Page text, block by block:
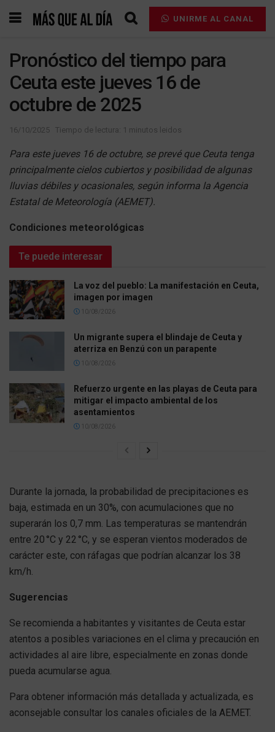
UNIRME AL CANAL
Pronóstico del tiempo para
Ceuta este jueves 16 de
octubre de 2025
16/10/2025 Tiempo de lectura: 1 minutos leidos
Para este jueves 16 de octubre, se prevé que Ceuta tenga
principalmente cielos cubiertos y posibilidad de algunas
lluvias débiles y ocasionales, según informa la Agencia
Estatal de Meteorología (AEMET).
Condiciones meteorológicas
Te puede interesar
La voz del pueblo: La manifestación en Ceuta,
imagen por imagen
10/08/2026
Un migrante supera el blindaje de Ceuta y
aterriza en Benzú con un parapente
10/08/2026
Refuerzo urgente en las playas de Ceuta para
mitigar el impacto ambiental de los
asentamientos
10/08/2026
Durante la jornada, la probabilidad de precipitaciones es
baja, estimada en un 30%, con acumulaciones que no
superarán los 0,7 mm. Las temperaturas se mantendrán
entre 20 °C y 22 °C, y se esperan vientos moderados de
carácter este, con ráfagas que podrían alcanzar los 38
km/h.
Sugerencias
Se recomienda a habitantes y visitantes de Ceuta estar
atentos a posibles variaciones en el clima y precaución en
actividades al aire libre, especialmente en zonas donde
pueda acumularse agua.
Para obtener información más detallada y actualizada, es
aconsejable consultar los canales oficiales de la AEMET.